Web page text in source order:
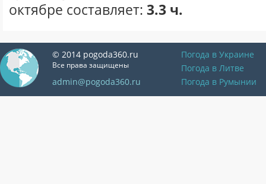
октябре составляет: 3.3 ч.
© 2014 pogoda360.ru
Все права защищены
admin@pogoda360.ru
Погода в Украине
Погода в Литве
Погода в Румынии